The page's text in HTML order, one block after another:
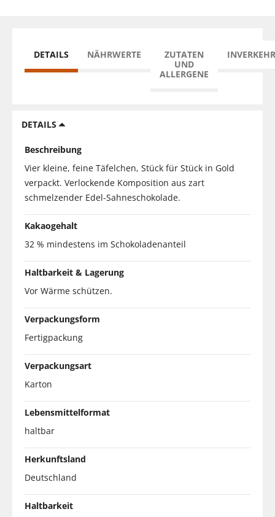
DETAILS NÄHRWERTE
ZUTATEN
UND
ALLERGENE
DETAILS
Beschreibung
Vier kleine, feine Täfelchen, Stück für Stück in Gold
verpackt. Verlockende Komposition aus zart
schmelzender Edel-Sahneschokolade.
Kakaogehalt
32 % mindestens im Schokoladenanteil
Haltbarkeit & Lagerung
Vor Wärme schützen.
Verpackungsform
Fertigpackung
Verpackungsart
Karton
Lebensmittelformat
haltbar
Herkunftsland
Deutschland
Haltbarkeit